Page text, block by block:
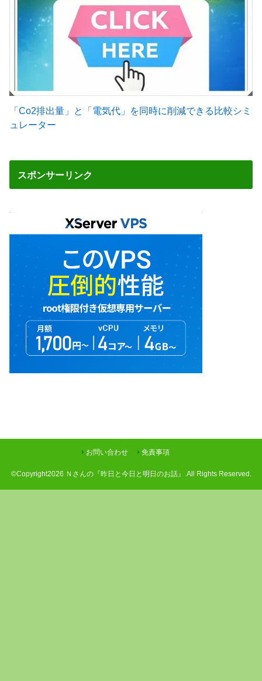
「Co2排出量」と「電気代」を同時に削減できる比較シミ
ュレーター
スポンサーリンク
お問い合わせ 免責事項
©Copyright2026 Ｎさんの『昨日と今日と明日のお話』 .All Rights Reserved.